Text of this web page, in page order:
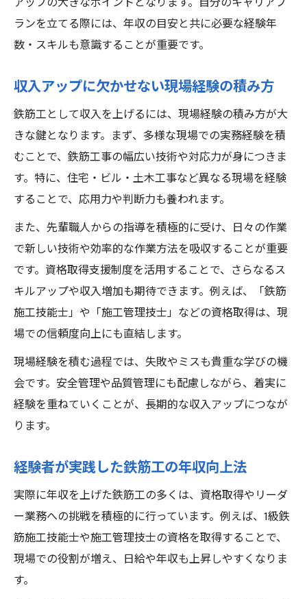
ランを立てる際には、年収の目安と共に必要な経験年
数・スキルも意識することが重要です。
収入アップに欠かせない現場経験の積み方
鉄筋工として収入を上げるには、現場経験の積み方が大
きな鍵となります。まず、多様な現場での実務経験を積
むことで、鉄筋工事の幅広い技術や対応力が身につきま
す。特に、住宅・ビル・土木工事など異なる現場を経験
することで、応用力や判断力も養われます。
また、先輩職人からの指導を積極的に受け、日々の作業
で新しい技術や効率的な作業方法を吸収することが重要
です。資格取得支援制度を活用することで、さらなるス
キルアップや収入増加も期待できます。例えば、「鉄筋
施工技能士」や「施工管理技士」などの資格取得は、現
場での信頼度向上にも直結します。
現場経験を積む過程では、失敗やミスも貴重な学びの機
会です。安全管理や品質管理にも配慮しながら、着実に
経験を重ねていくことが、長期的な収入アップにつなが
ります。
経験者が実践した鉄筋工の年収向上法
実際に年収を上げた鉄筋工の多くは、資格取得やリーダ
ー業務への挑戦を積極的に行っています。例えば、1級鉄
筋施工技能士や施工管理技士の資格を取得することで、
現場での役割が増え、日給や年収も上昇しやすくなりま
す。